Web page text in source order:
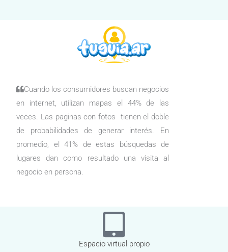
Cuando los consumidores buscan negocios
en internet, utilizan mapas el 44% de las
veces. Las paginas con fotos tienen el doble
de probabilidades de generar interés. En
promedio, el 41% de estas búsquedas de
lugares dan como resultado una visita al
negocio en persona.
Espacio virtual propio